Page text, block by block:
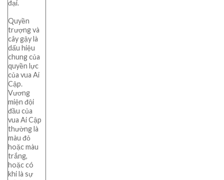
đại.
Quyền
trượng và
cây gậy là
dấu hiệu
chung của
quyền lực
của vua Ai
Cập.
Vương
miện đội
đầu của
vua Ai Cập
thường là
màu đỏ
hoặc màu
trắng,
hoặc có
khi là sự